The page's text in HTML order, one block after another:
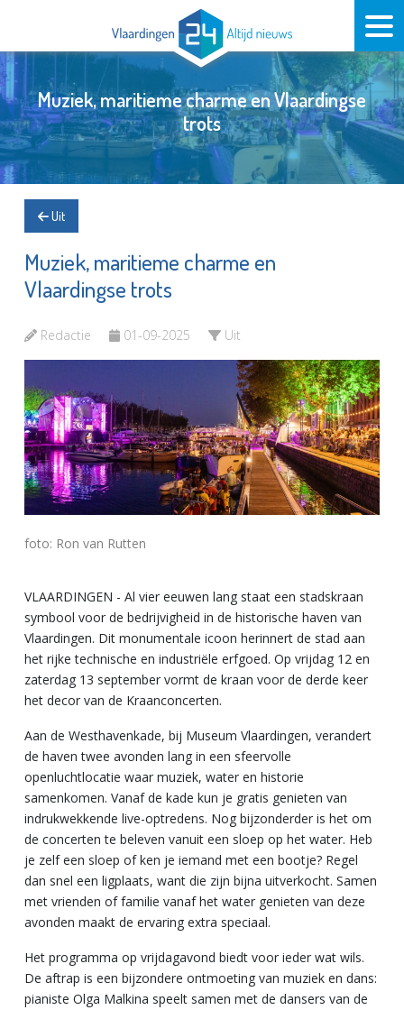
Muziek, maritieme charme en Vlaardingse
trots
Uit
Muziek, maritieme charme en
Vlaardingse trots
Redactie 01-09-2025 Uit
foto: Ron van Rutten
VLAARDINGEN - Al vier eeuwen lang staat een stadskraan
symbool voor de bedrijvigheid in de historische haven van
Vlaardingen. Dit monumentale icoon herinnert de stad aan
het rijke technische en industriële erfgoed. Op vrijdag 12 en
zaterdag 13 september vormt de kraan voor de derde keer
het decor van de Kraanconcerten.
Aan de Westhavenkade, bij Museum Vlaardingen, verandert
de haven twee avonden lang in een sfeervolle
openluchtlocatie waar muziek, water en historie
samenkomen. Vanaf de kade kun je gratis genieten van
indrukwekkende live-optredens. Nog bijzonderder is het om
de concerten te beleven vanuit een sloep op het water. Heb
je zelf een sloep of ken je iemand met een bootje? Regel
dan snel een ligplaats, want die zijn bijna uitverkocht. Samen
met vrienden of familie vanaf het water genieten van deze
avonden maakt de ervaring extra speciaal.
Het programma op vrijdagavond biedt voor ieder wat wils.
De aftrap is een bijzondere ontmoeting van muziek en dans:
pianiste Olga Malkina speelt samen met de dansers van de